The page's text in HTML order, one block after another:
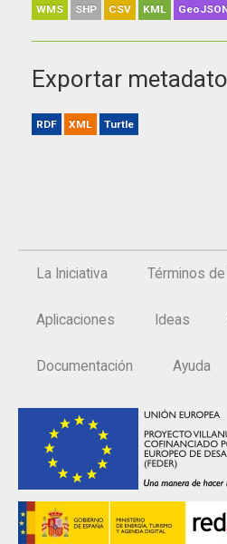
WMS SHP CSV KML
Exportar
RDF XML Turtle
La Iniciativa Términos
Aplicaciones Ideas
Documentación Ayuda